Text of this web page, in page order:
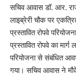
सचिव आवास डॉ. आर.
लाइब्रेरी चौक पर
प्रस्तावित रोपवे
प्रस्तावित रोपवे का
परियोजना से संबंधित
गया। सचिव आवास ने